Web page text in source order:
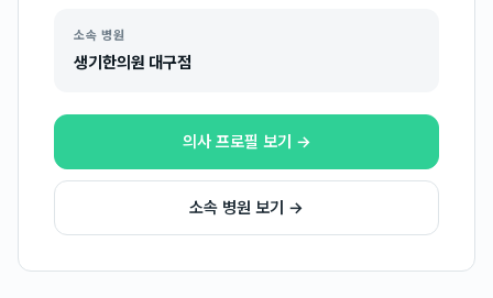
소속 병원
생기한의원 대구점
의사 프로필 보기 →
소속 병원 보기 →